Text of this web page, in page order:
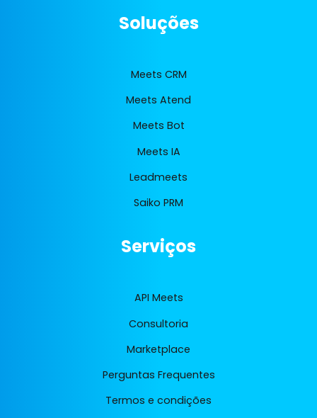
Soluções
Meets CRM
Meets Atend
Meets Bot
Meets IA
Leadmeets
Saiko PRM
Serviços
API Meets
Consultoria
Marketplace
Perguntas Frequentes
Termos e condições